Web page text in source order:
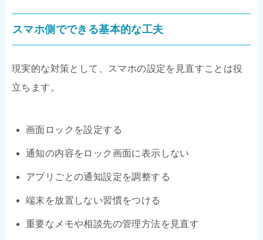
スマホ側でできる基本的な工夫
現実的な対策として、スマホの設定を見直すことは役
立ちます。
画面ロックを設定する
通知の内容をロック画面に表示しない
アプリごとの通知設定を調整する
端末を放置しない習慣をつける
重要なメモや相談先の管理方法を見直す